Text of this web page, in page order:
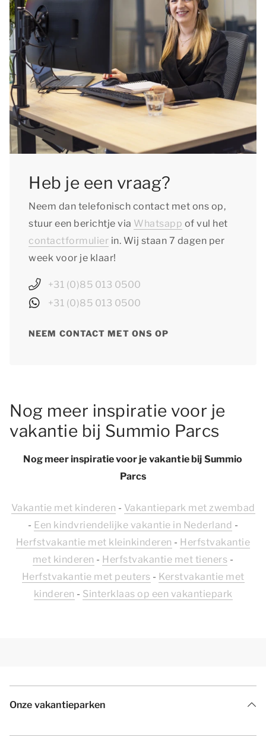
Heb je een vraag?
Neem dan telefonisch contact met ons op,
stuur een berichtje via Whatsapp of vul het
contactformulier in. Wij staan 7 dagen per
week voor je klaar!
+31 (0)85 013 0500
+31 (0)85 013 0500
NEEM CONTACT MET ONS OP
Nog meer inspiratie voor je
vakantie bij Summio Parcs
Nog meer inspiratie voor je vakantie bij Summio
Parcs
Vakantie met kinderen - Vakantiepark met zwembad
- Een kindvriendelijke vakantie in Nederland -
Herfstvakantie met kleinkinderen - Herfstvakantie
met kinderen - Herfstvakantie met tieners -
Herfstvakantie met peuters - Kerstvakantie met
kinderen - Sinterklaas op een vakantiepark
Onze vakantieparken